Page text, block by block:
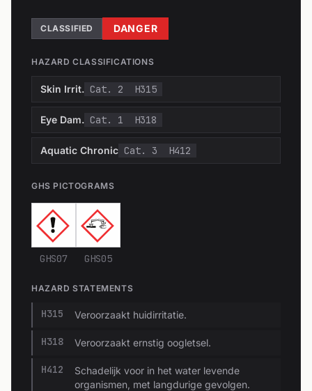
CLASSIFIED DANGER
HAZARD CLASSIFICATIONS
Skin Irrit. Cat. 2 H315
Eye Dam. Cat. 1 H318
Aquatic Chronic Cat. 3 H412
GHS PICTOGRAMS
GHS07 GHS05
HAZARD STATEMENTS
H315 Veroorzaakt huidirritatie.
H318 Veroorzaakt ernstig oogletsel.
H412
Schadelijk voor in het water levende
organismen, met langdurige gevolgen.